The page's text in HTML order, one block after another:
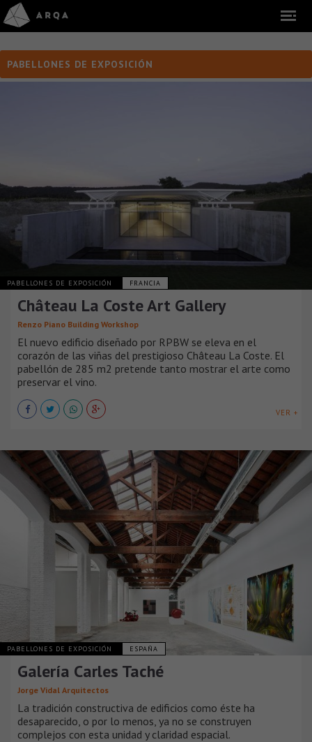
PABELLONES DE EXPOSICIÓN
PABELLONES DE EXPOSICIÓN FRANCIA
Château La Coste Art Gallery
Renzo Piano Building Workshop
El nuevo edificio diseñado por RPBW se eleva en el
corazón de las viñas del prestigioso Château La Coste. El
pabellón de 285 m2 pretende tanto mostrar el arte como
preservar el vino.
VER +
PABELLONES DE EXPOSICIÓN ESPAÑA
Galería Carles Taché
Jorge Vidal Arquitectos
La tradición constructiva de edificios como éste ha
desaparecido, o por lo menos, ya no se construyen
complejos con esta unidad y claridad espacial.